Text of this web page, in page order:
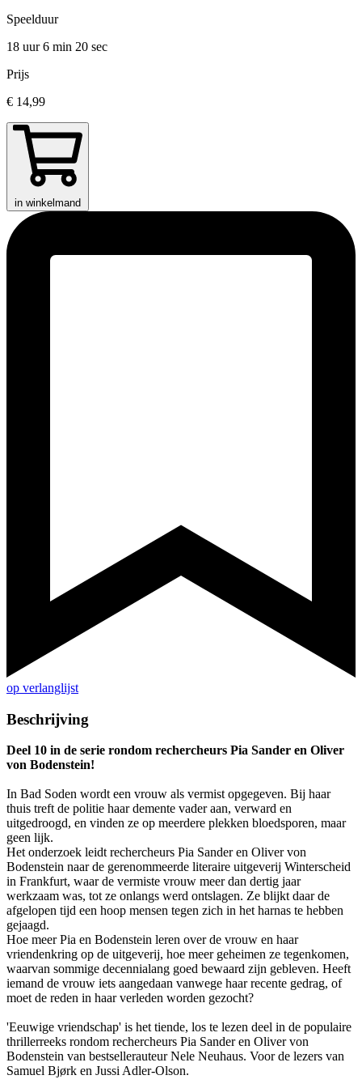
Speelduur
18 uur 6 min 20 sec
Prijs
€ 14,99
in winkelmand
op verlanglijst
Beschrijving
Deel 10 in de serie rondom rechercheurs Pia Sander en Oliver
von Bodenstein!
In Bad Soden wordt een vrouw als vermist opgegeven. Bij haar
thuis treft de politie haar demente vader aan, verward en
uitgedroogd, en vinden ze op meerdere plekken bloedsporen, maar
geen lijk.
Het onderzoek leidt rechercheurs Pia Sander en Oliver von
Bodenstein naar de gerenommeerde literaire uitgeverij Winterscheid
in Frankfurt, waar de vermiste vrouw meer dan dertig jaar
werkzaam was, tot ze onlangs werd ontslagen. Ze blijkt daar de
afgelopen tijd een hoop mensen tegen zich in het harnas te hebben
gejaagd.
Hoe meer Pia en Bodenstein leren over de vrouw en haar
vriendenkring op de uitgeverij, hoe meer geheimen ze tegenkomen,
waarvan sommige decennialang goed bewaard zijn gebleven. Heeft
iemand de vrouw iets aangedaan vanwege haar recente gedrag, of
moet de reden in haar verleden worden gezocht?
'Eeuwige vriendschap' is het tiende, los te lezen deel in de populaire
thrillerreeks rondom rechercheurs Pia Sander en Oliver von
Bodenstein van bestsellerauteur Nele Neuhaus. Voor de lezers van
Samuel Bjørk en Jussi Adler-Olson.